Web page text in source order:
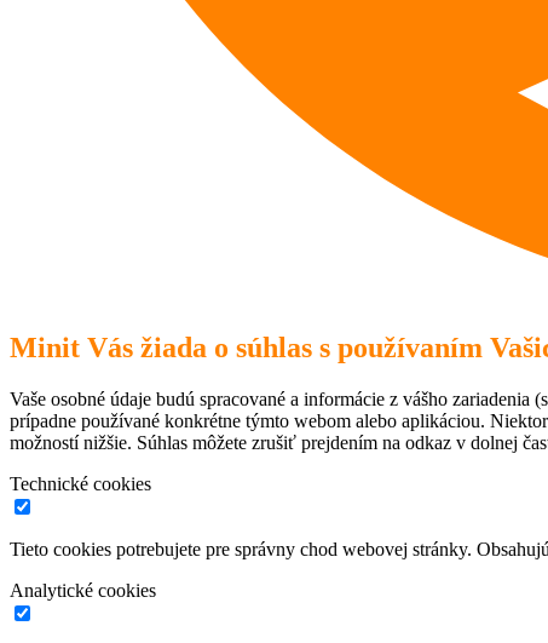
Minit Vás žiada o súhlas s používaním
Vaše osobné údaje budú spracované a informácie z vášho
prípadne používané konkrétne týmto webom alebo aplikáciou.
možností nižšie. Súhlas môžete zrušiť prejdením na odkaz v dolnej
Technické cookies
Tieto cookies potrebujete pre správny chod webovej stránky.
Analytické cookies